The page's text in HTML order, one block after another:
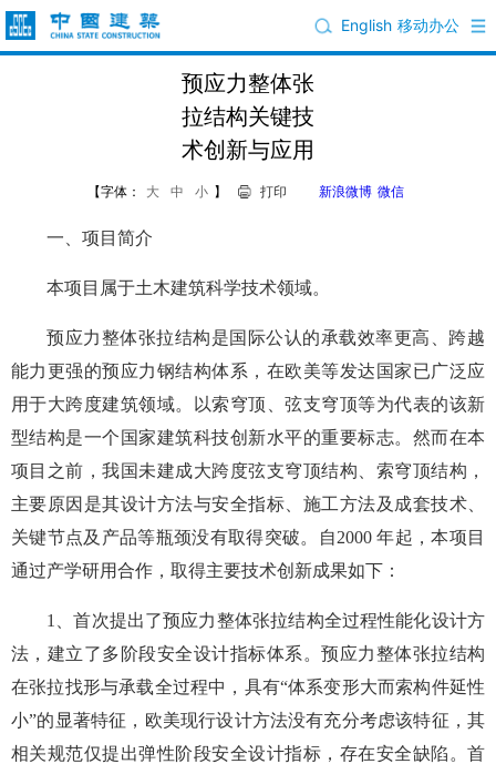
移动办公
English
预应力整体张
拉结构关键技
术创新与应用
【字体： 大 中 小 】 打印 新浪微博 微信
一、项目简介
本项目属于土木建筑科学技术领域。
预应力整体张拉结构是国际公认的承载效率更高、跨越
能力更强的预应力钢结构体系，在欧美等发达国家已广泛应
用于大跨度建筑领域。以索穹顶、弦支穹顶等为代表的该新
型结构是一个国家建筑科技创新水平的重要标志。然而在本
项目之前，我国未建成大跨度弦支穹顶结构、索穹顶结构，
主要原因是其设计方法与安全指标、施工方法及成套技术、
关键节点及产品等瓶颈没有取得突破。自2000 年起，本项目
通过产学研用合作，取得主要技术创新成果如下：
1、首次提出了预应力整体张拉结构全过程性能化设计方
法，建立了多阶段安全设计指标体系。预应力整体张拉结构
在张拉找形与承载全过程中，具有“体系变形大而索构件延性
小”的显著特征，欧美现行设计方法没有充分考虑该特征，其
相关规范仅提出弹性阶段安全设计指标，存在安全缺陷。首